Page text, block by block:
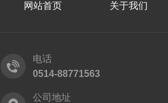
网站首页 关于我们
电话
0514-88771563
公司地址